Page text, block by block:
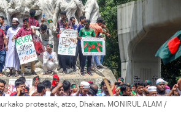
protestak, atzo, Dhakan. MONIRUL ALAM /